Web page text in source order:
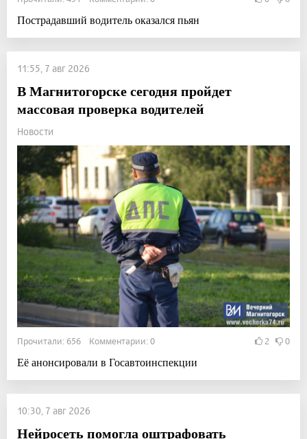
Пострадавший водитель оказался пьян
11:55, 7 авг 2026
В Магнитогорске сегодня пройдет
массовая проверка водителей
Новости
Прочитали: 656 Комментарии: 0 2 0
Её анонсировали в Госавтоинспекции
10:30, 7 авг 2026
Нейросеть помогла оштрафовать